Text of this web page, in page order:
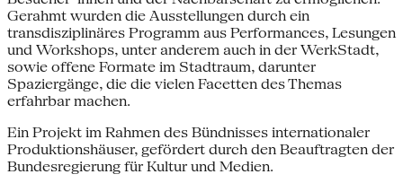
Gerahmt wurden die Ausstellungen durch ein
transdisziplinäres Programm aus Performances, Lesungen
und Workshops, unter anderem auch in der WerkStadt,
sowie offene Formate im Stadtraum, darunter
Spaziergänge, die die vielen Facetten des Themas
erfahrbar machen.
Ein Projekt im Rahmen des Bündnisses internationaler
Produktionshäuser, gefördert durch den Beauftragten der
Bundesregierung für Kultur und Medien.